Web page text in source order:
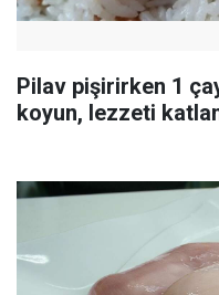
Pilav pişirirken 1
koyun, lezzeti